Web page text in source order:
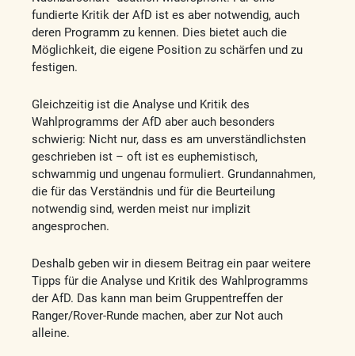
fundierte Kritik der AfD ist es aber notwendig, auch
deren Programm zu kennen. Dies bietet auch die
Möglichkeit, die eigene Position zu schärfen und zu
festigen.
Gleichzeitig ist die Analyse und Kritik des
Wahlprogramms der AfD aber auch besonders
schwierig: Nicht nur, dass es am unverständlichsten
geschrieben ist – oft ist es euphemistisch,
schwammig und ungenau formuliert. Grundannahmen,
die für das Verständnis und für die Beurteilung
notwendig sind, werden meist nur implizit
angesprochen.
Deshalb geben wir in diesem Beitrag ein paar weitere
Tipps für die Analyse und Kritik des Wahlprogramms
der AfD. Das kann man beim Gruppentreffen der
Ranger/Rover-Runde machen, aber zur Not auch
alleine.